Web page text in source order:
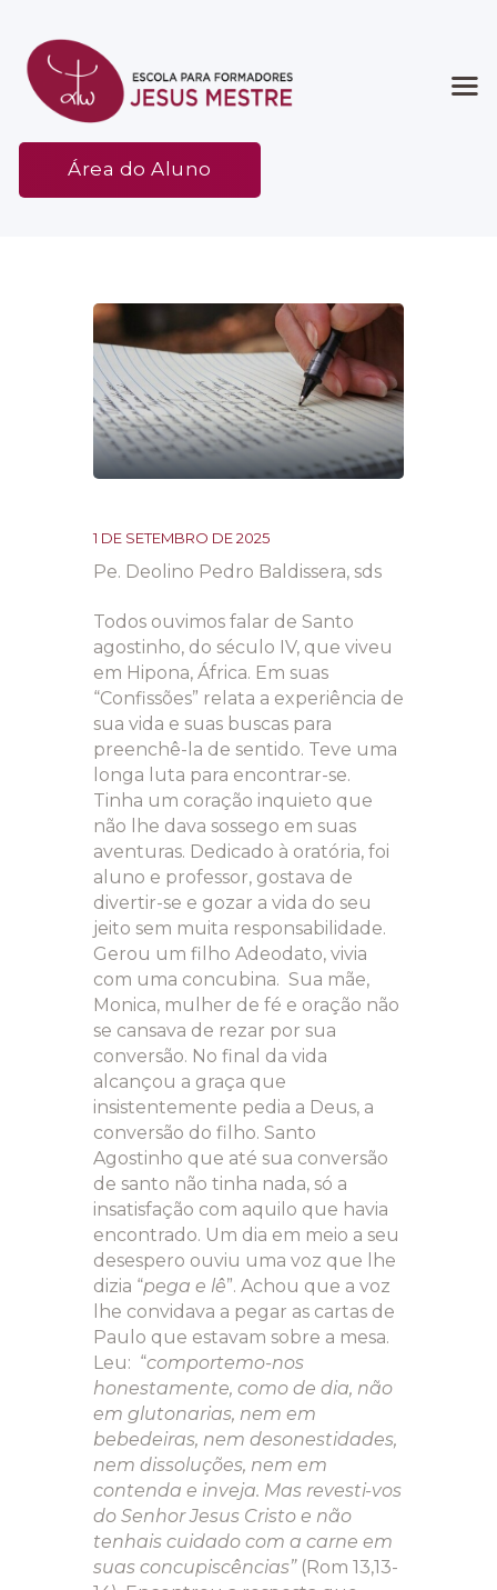
Área do Aluno
Início
Associação
1 DE SETEMBRO DE 2025
Pe. Deolino Pedro Baldissera, sds
Todos ouvimos falar de Santo
agostinho, do século IV, que viveu
em Hipona, África. Em suas
“Confissões” relata a experiência de
sua vida e suas buscas para
preenchê-la de sentido. Teve uma
longa luta para encontrar-se.
Tinha um coração inquieto que
não lhe dava sossego em suas
aventuras. Dedicado à oratória, foi
aluno e professor, gostava de
divertir-se e gozar a vida do seu
jeito sem muita responsabilidade.
Gerou um filho Adeodato, vivia
com uma concubina. Sua mãe,
Monica, mulher de fé e oração não
se cansava de rezar por sua
conversão. No final da vida
alcançou a graça que
insistentemente pedia a Deus, a
conversão do filho. Santo
Agostinho que até sua conversão
de santo não tinha nada, só a
insatisfação com aquilo que havia
encontrado. Um dia em meio a seu
desespero ouviu uma voz que lhe
dizia “pega e lê”. Achou que a voz
lhe convidava a pegar as cartas de
Paulo que estavam sobre a mesa.
Leu: “comportemo-nos
honestamente, como de dia, não
em glutonarias, nem em
bebedeiras, nem desonestidades,
nem dissoluções, nem em
contenda e inveja. Mas revesti-vos
do Senhor Jesus Cristo e não
tenhais cuidado com a carne em
suas concupiscências” (Rom 13,13-